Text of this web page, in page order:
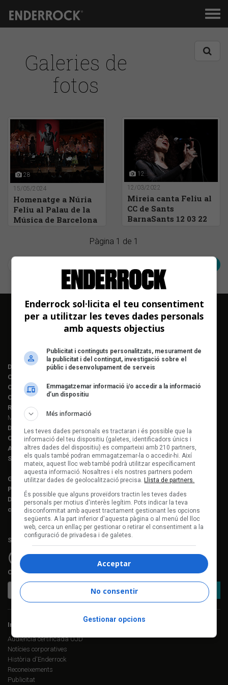
Galeries de
fotos
28
15/05/2024
Homenatge a Núria
Feliu al Palau de la
Música de Barcelona
12
12/03/2022
Mireia canta Feliu al
CC de Sants
BarnaSants 12 03 22
Pàgina 1 de 1
Director editorial: Lluís Gendrau
Cap de redacció Enderrock:
Coordinació EDR i enderrock.cat:Èlia Gea
Coordinació Anuari de la Música:
Redacció:
Morén Alegret, Joaquim Vilarnau i Sergi Núñez
Disseny i maquetació:Manuel Cuyàs
Caps de fotografia:Juan Miguel Morales
Assessorament lingüístic:Berta Herreros
Subscripcions:Rosa E. Massaguer
Gerència i projectes:Jordi Novell
Publicitat i producció:
Direcció financera i administració:Anna Gris
c. Mallorca, 221, sobreàtic · 08008 Barcelona Tel. 93 237 08 05
Segueix-nos a:
Cerca a Enderrock.cat:
Informació corporativa
Audiència certificada OJD
Notícies corporatives
Història d'Enderrock
Reconeixements
Publicitat
Enderrock sol·licita el teu consentiment
per a utilitzar les teves dades personals
amb aquests objectius
Publicitat i continguts personalitzats, mesurament de
la publicitat i del contingut, investigació sobre el
públic i desenvolupament de serveis
Emmagatzemar informació i/o accedir a la informació
d’un dispositiu
Més informació
Les teves dades personals es tractaran i és possible que la
informació del teu dispositiu (galetes, identificadors únics i
altres dades del dispositiu) es comparteixi amb 210 partners,
els quals també podran emmagatzemar-la o accedir-hi. Així
mateix, aquest lloc web també podrà utilitzar específicament
aquesta informació. Nosaltres i els nostres partners podem
utilitzar dades de geolocalització precisa. Llista de partners.
És possible que alguns proveïdors tractin les teves dades
personals per motius d'interès legítim. Pots indicar la teva
disconformitat amb aquest tractament gestionant les opcions
següents. A la part inferior d'aquesta pàgina o al menú del lloc
web, cerca un enllaç per gestionar o retirar el consentiment a la
configuració de privadesa i de galetes.
Acceptar
No consentir
Gestionar opcions